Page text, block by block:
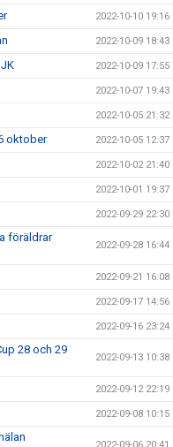
2022-10-10 19:16
2022-10-09 18:43
2022-10-09 17:55
2022-10-07 19:43
2022-10-05 21:32
oktober 2022-10-05 12:37
2022-10-02 21:40
2022-10-01 19:37
2022-09-29 22:30
föräldrar
2022-09-28 16:44
2022-09-21 16:08
2022-09-17 14:56
2022-09-16 23:24
28 och 29
2022-09-13 10:38
2022-09-12 22:19
2022-09-08 10:15
2022-09-06 20:41